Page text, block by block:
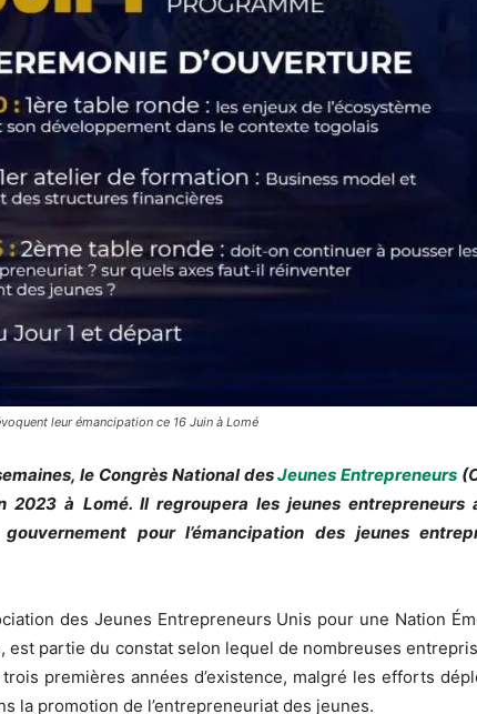
leur émancipation ce 16 Juin à Lomé
le Congrès National desJeunes Entrepreneurs
2023 à Lomé. Il regroupera les jeunes entrepreneurs
pour l’émancipation des jeunes
des Jeunes Entrepreneurs Unis pour une Nation
est partie du constat selon lequel de nombreuses
premières années d’existence, malgré les efforts
la promotion de l’entrepreneuriat des jeunes.